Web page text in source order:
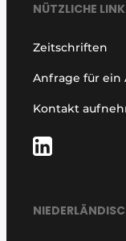
NÜTZLICHE
Zeitschriften
Anfrage für
Kontakt